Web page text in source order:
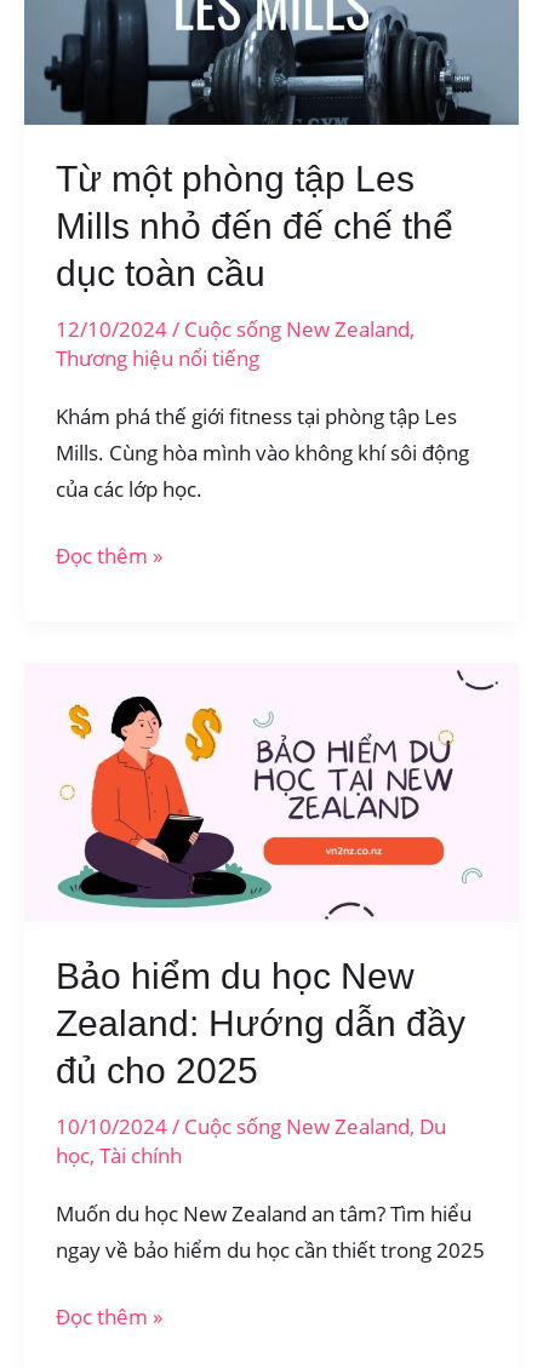
Quốc
Bùng
Nổ
Từ một phòng tập Les
Mills nhỏ đến đế chế thể
dục toàn cầu
12/10/2024/ Cuộc sống New Zealand,
Thương hiệu nổi tiếng
Khám phá thế giới fitness tại phòng tập Les
Mills. Cùng hòa mình vào không khí sôi động
của các lớp học.
Từ
Les
Mills
đến
chế
dục
toàn
cầu
Đọc thêm »
Bảo hiểm du học New
Zealand: Hướng dẫn đầy
đủ cho 2025
10/10/2024/ Cuộc sống New Zealand, Du
học, Tài chính
Muốn du học New Zealand an tâm? Tìm hiểu
ngay về bảo hiểm du học cần thiết trong 2025
Bảo
Đọc thêm »